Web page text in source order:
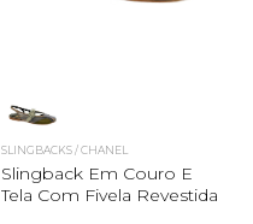
SLINGBACKS / CHANEL
Slingback Em Couro E
Tela Com Fivela Revestida